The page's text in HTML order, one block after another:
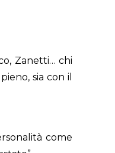
Zanetti… chi
sia con il
come